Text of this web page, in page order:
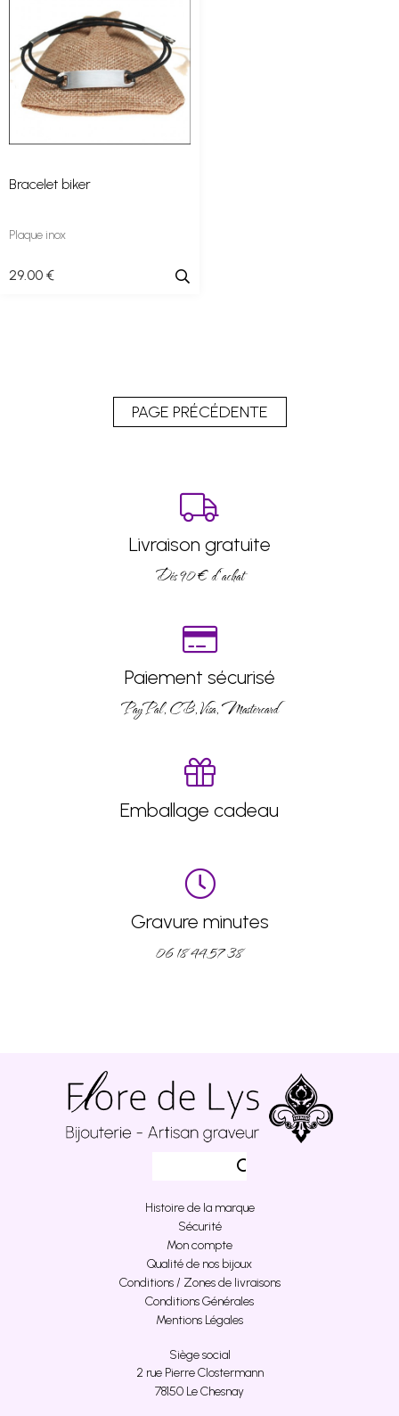
Bracelet biker
Plaque inox
29.00 €
Livraison gratuite
Dés 90 € d’achat
Paiement sécurisé
PayPal, CB, Visa, Mastercard
Emballage cadeau
Gravure minutes
06 18 44 57 38
Histoire de la marque
Sécurité
Mon compte
Qualité de nos bijoux
Conditions / Zones de livraisons
Conditions Générales
Mentions Légales
Siège social
2 rue Pierre Clostermann
78150 Le Chesnay